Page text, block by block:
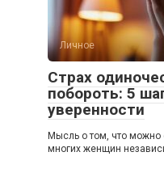
Личное
Страх
побороть: 5
уверенности
Мысль о том, что можно
многих женщин